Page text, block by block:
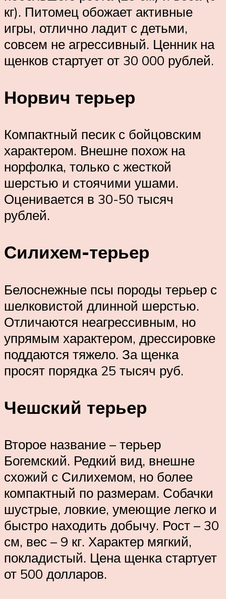
кг). Питомец обожает активные
игры, отлично ладит с детьми,
совсем не агрессивный. Ценник на
щенков стартует от 30 000 рублей.
Норвич терьер
Компактный песик с бойцовским
характером. Внешне похож на
норфолка, только с жесткой
шерстью и стоячими ушами.
Оценивается в 30-50 тысяч
рублей.
Силихем-терьер
Белоснежные псы породы терьер с
шелковистой длинной шерстью.
Отличаются неагрессивным, но
упрямым характером, дрессировке
поддаются тяжело. За щенка
просят порядка 25 тысяч руб.
Чешский терьер
Второе название – терьер
Богемский. Редкий вид, внешне
схожий с Силихемом, но более
компактный по размерам. Собачки
шустрые, ловкие, умеющие легко и
быстро находить добычу. Рост – 30
см, вес – 9 кг. Характер мягкий,
покладистый. Цена щенка стартует
от 500 долларов.